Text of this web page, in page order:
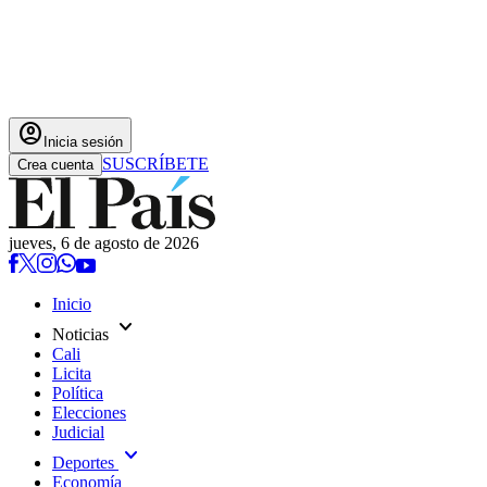
account_circle Inicia sesión
Crea cuenta SUSCRÍBETE
jueves, 6 de agosto de 2026
Inicio
Noticias expand_more
Cali
Licita
Política
Elecciones
Judicial
Deportes expand_more
Economía